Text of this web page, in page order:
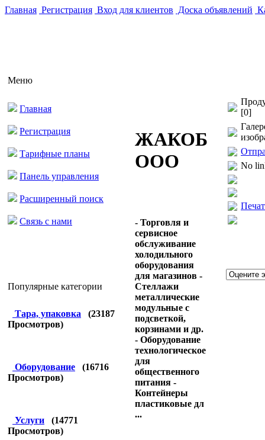
Главная Регистрация Вход для клиентов Доска объявлений
Меню
Главная
Регистрация
Тарифные планы
Панель управления
Расширенный поиск
Связь с нами
Популярные категории
Тара, упаковка (23187
Просмотров)
Оборудование (16716
Просмотров)
Услуги (14771
Просмотров)
ЖАКОБ
ООО
- Торговля и
сервисное
обслуживание
холодильного
оборудования
для магазинов -
Стеллажи
металлические
модульные с
подсветкой,
корзинами и др.
- Оборудование
технологическое
для
общественного
питания -
Контейнеры
пластиковые дл
...
[0]
No